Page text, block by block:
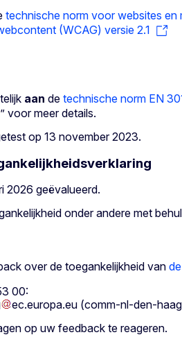
technische norm voor websites en
(WCAG) versie 2.1
aan de technische norm EN
” voor meer details.
op 13 november 2023.
2026 geëvalueerd.
onder andere met
over de toegankelijkheid van
00:
ec.europa.eu (comm-nl-den-
op uw feedback te reageren.